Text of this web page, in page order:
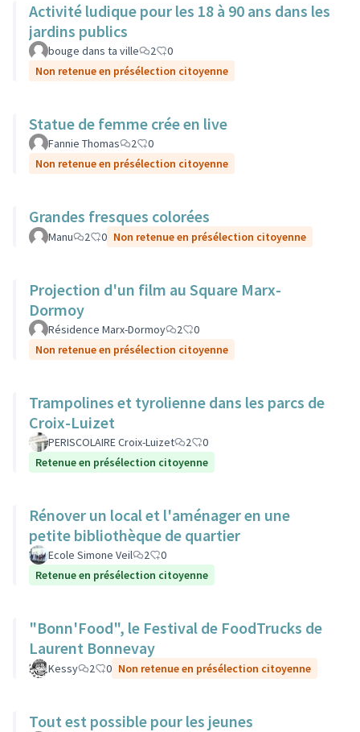
Activité ludique pour les 18 à 90 ans dans les
jardins publics
bouge dans ta ville 2
0
Non retenue en présélection citoyenne
Statue de femme crée en live
Fannie Thomas 2
0
Non retenue en présélection citoyenne
Grandes fresques colorées
Manu 2 0 Non retenue en présélection citoyenne
Projection d'un film au Square Marx-
Dormoy
Résidence Marx-Dormoy 2
0
Non retenue en présélection citoyenne
Trampolines et tyrolienne dans les parcs de
Croix-Luizet
PERISCOLAIRE Croix-Luizet 2
0
Retenue en présélection citoyenne
Rénover un local et l'aménager en une
petite bibliothèque de quartier
Ecole Simone Veil 2
0
Retenue en présélection citoyenne
"Bonn'Food", le Festival de FoodTrucks de
Laurent Bonnevay
Kessy 2 0 Non retenue en présélection citoyenne
Tout est possible pour les jeunes